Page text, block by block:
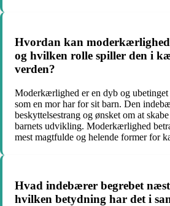
Hvordan kan moderkærlighed
og hvilken rolle spiller den i
verden?
Moderkærlighed er en dyb og
som en mor har for sit barn. Den
beskyttelsestrang og ønsket om at
barnets udvikling. Moderkærlighed
mest magtfulde og helende former for
Hvad indebærer begrebet
hvilken betydning har det i